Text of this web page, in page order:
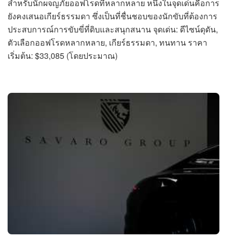
สำหรับนักผจญภัยออฟโรดที่หลากหลาย หนึ่งในจุดเด่นคือการ
ยังคงเสนอเกียร์ธรรมดา ซึ่งเป็นที่ชื่นชอบของนักขับที่ต้องการ
ประสบการณ์การขับขี่ที่ดิบและสนุกสนาน จุดเด่น: ดีไซน์ดุดัน,
ตัวเลือกออฟโรดหลากหลาย, เกียร์ธรรมดา, ทนทาน ราคา
เริ่มต้น: $33,085 (โดยประมาณ)